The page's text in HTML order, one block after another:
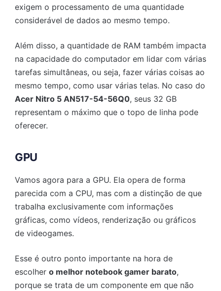
exigem o processamento de uma quantidade
considerável de dados ao mesmo tempo.
Além disso, a quantidade de RAM também impacta
na capacidade do computador em lidar com várias
tarefas simultâneas, ou seja, fazer várias coisas ao
mesmo tempo, como usar várias telas. No caso do
Acer Nitro 5 AN517-54-56Q0, seus 32 GB
representam o máximo que o topo de linha pode
oferecer.
GPU
Vamos agora para a GPU. Ela opera de forma
parecida com a CPU, mas com a distinção de que
trabalha exclusivamente com informações
gráficas, como vídeos, renderização ou gráficos
de videogames.
Esse é outro ponto importante na hora de
escolher o melhor notebook gamer barato,
porque se trata de um componente em que não